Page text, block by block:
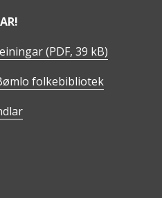
(PDF, 39 kB)
folkebibliotek